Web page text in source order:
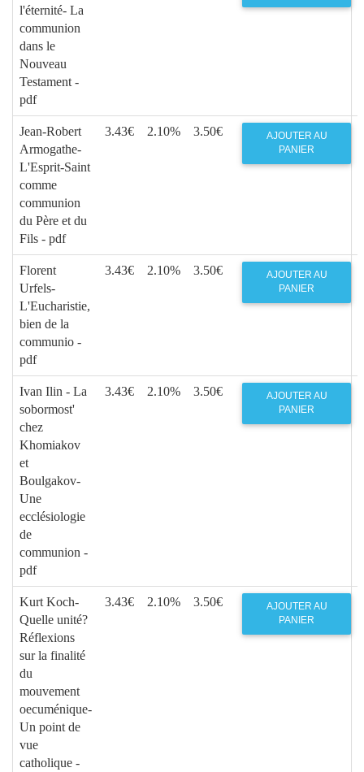
l'éternité- La
communion
dans le
Nouveau
Testament -
pdf
Jean-Robert
Armogathe-
L'Esprit-Saint
comme
communion
du Père et du
Fils - pdf
3.43€ 2.10% 3.50€
AJOUTER AU
PANIER
Florent
Urfels-
L'Eucharistie,
bien de la
communio -
pdf
3.43€ 2.10% 3.50€
AJOUTER AU
PANIER
Ivan Ilin - La
sobormost'
chez
Khomiakov
et
Boulgakov-
Une
ecclésiologie
de
communion -
pdf
3.43€ 2.10% 3.50€
AJOUTER AU
PANIER
Kurt Koch-
Quelle unité?
Réflexions
sur la finalité
du
mouvement
oecuménique-
Un point de
vue
catholique -
3.43€ 2.10% 3.50€
AJOUTER AU
PANIER